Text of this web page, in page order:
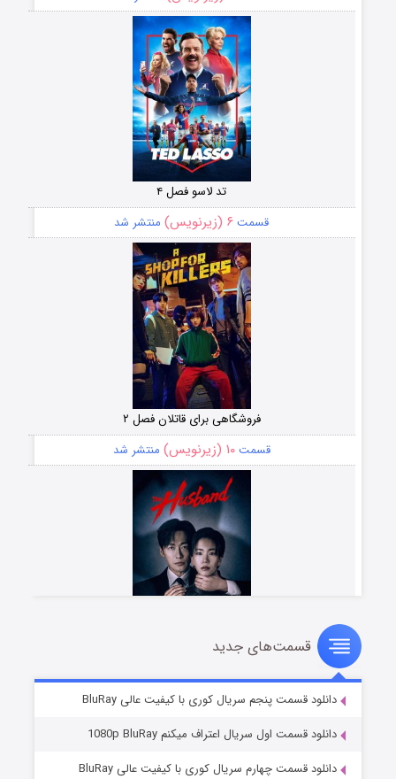
تد لاسو فصل ۴
قسمت ۶ (زیرنویس) منتشر شد
فروشگاهی برای قاتلان فصل ۲
قسمت۱۰ (زیرنویس) منتشر شد
قسمت۸ (زیرنویس) منتشر شد
قسمت‌های جدید
دانلود قسمت پنجم سریال کوری با کیفیت عالی BluRay
دانلود قسمت اول سریال اعتراف میکنم 1080p BluRay
دانلود قسمت چهارم سریال کوری با کیفیت عالی BluRay